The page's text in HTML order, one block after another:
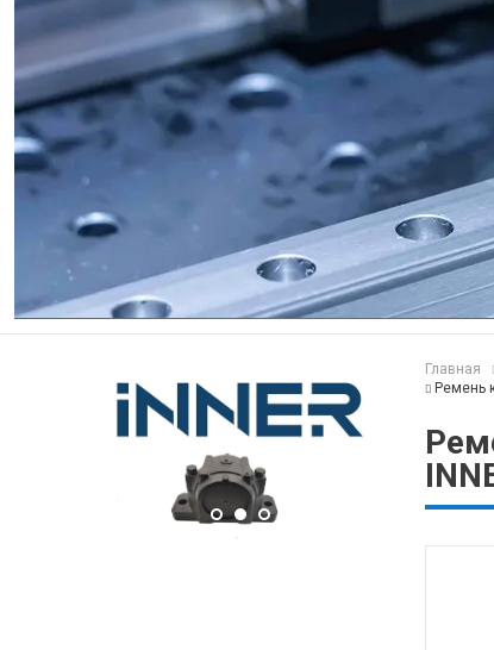
Главная
Ремень